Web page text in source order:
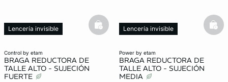
control by etam
BRAGA REDUCTORA DE
TALLE ALTO - SUJECIÓN
FUERTE
Lencería invisible
basketfull
power by etam
BRAGA REDUCTORA DE
TALLE ALTO - SUJECIÓN
MEDIA
Lencería invisible